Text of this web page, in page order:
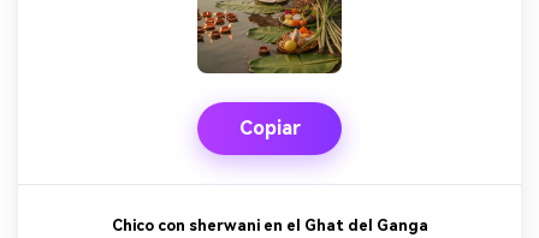
Copiar
Chico con sherwani en el Ghat del Ganga